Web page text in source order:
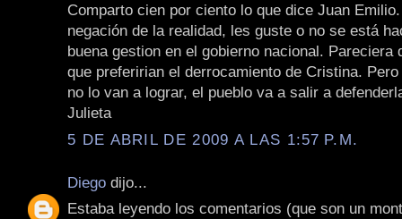
Comparto cien por ciento lo que dice Juan
negación de la realidad, les guste o no se está
buena gestion en el gobierno nacional. Pareciera
que preferirian el derrocamiento de Cristina.
no lo van a lograr, el pueblo va a salir a
Julieta
5 DE ABRIL DE 2009 A LAS 1:57 P.M.
Diego dijo...
Estaba leyendo los comentarios (que son un